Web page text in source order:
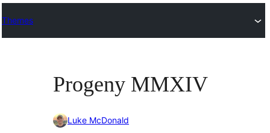
Themes
Progeny MMXIV
Luke McDonald